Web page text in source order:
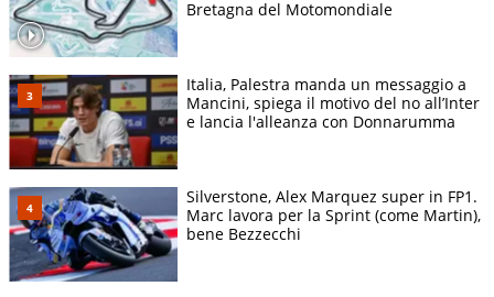
Bretagna del Motomondiale
Italia, Palestra manda un messaggio a
Mancini, spiega il motivo del no all’Inter
e lancia l'alleanza con Donnarumma
Silverstone, Alex Marquez super in FP1.
Marc lavora per la Sprint (come Martin),
bene Bezzecchi